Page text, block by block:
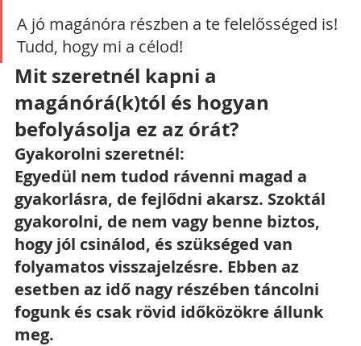
A jó magánóra részben a te felelősséged is!
Tudd, hogy mi a célod!
Mit szeretnél kapni a
magánórá(k)tól és hogyan
befolyásolja ez az órát?
Gyakorolni szeretnél:
Egyedül nem tudod rávenni magad a
gyakorlásra, de fejlődni akarsz. Szoktál
gyakorolni, de nem vagy benne biztos,
hogy jól csinálod, és szükséged van
folyamatos visszajelzésre. Ebben az
esetben az idő nagy részében táncolni
fogunk és csak rövid időközökre állunk
meg.